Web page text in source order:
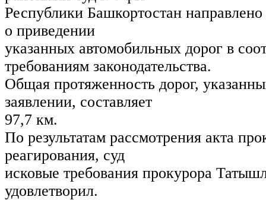
Республики Башкортостан направлено
о приведении
указанных автомобильных дорог в
требованиям законодательства.
Общая протяженность дорог,
заявлении, составляет
97,7 км.
По результатам рассмотрения акта
реагирования, суд
исковые требования прокурора
удовлетворил.